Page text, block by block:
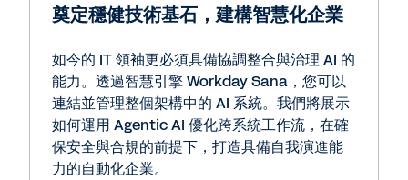
奠定穩健技術基石，建構智慧化企業
如今的 IT 領袖更必須具備協調整合與治理 AI 的
能力。透過智慧引擎 Workday Sana，您可以
連結並管理整個架構中的 AI 系統。我們將展示
如何運用 Agentic AI 優化跨系統工作流，在確
保安全與合規的前提下，打造具備自我演進能
力的自動化企業。